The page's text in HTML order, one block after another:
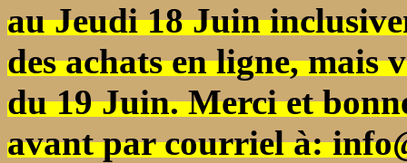
au Jeudi 18 Juin
des achats en ligne, mais
du 19 Juin. Merci et
avant par courriel à: